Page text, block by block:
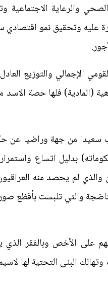
والرعاية
عليه وتحقيق نمو اقتصادي
الإجمالي والتوزيع
(المادية) فلها حصة
من جهة وراضيا عن
بدليل اتساع واستمرار
والذي لم يحصد منه
والتي تلبست بأفظع صور
على الأخص وبالفقر
البنى التحتية لها